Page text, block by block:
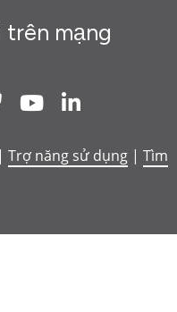
trên mạng
Bluesky Youtube
| Trợ năng sử dụng | Tìm